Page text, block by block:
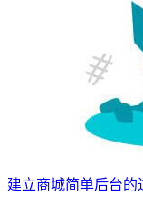
建立商城简单后台的